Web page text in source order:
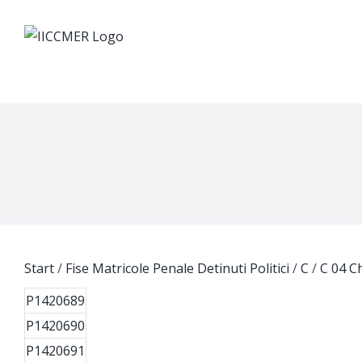
Start/ Fise Matricole Penale Detinuti Politici /C /C 04
P1420689
P1420690
P1420691